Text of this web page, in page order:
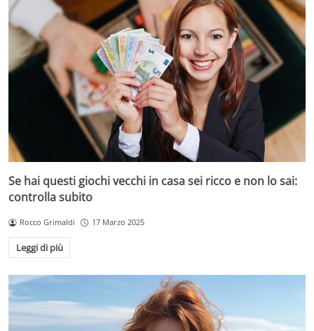
Se hai questi giochi vecchi in casa sei ricco e non lo sai:
controlla subito
Rocco Grimaldi 17 Marzo 2025
Leggi di più